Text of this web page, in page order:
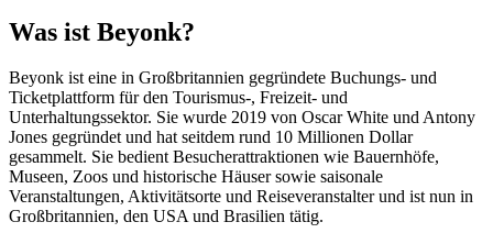
Was ist Beyonk?
Beyonk ist eine in Großbritannien gegründete Buchungs- und
Ticketplattform für den Tourismus-, Freizeit- und
Unterhaltungssektor. Sie wurde 2019 von Oscar White und Antony
Jones gegründet und hat seitdem rund 10 Millionen Dollar
gesammelt. Sie bedient Besucherattraktionen wie Bauernhöfe,
Museen, Zoos und historische Häuser sowie saisonale
Veranstaltungen, Aktivitätsorte und Reiseveranstalter und ist nun in
Großbritannien, den USA und Brasilien tätig.